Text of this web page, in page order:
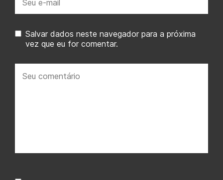
mail:
Salvar dados neste navegador para a próxima
vez que eu for comentar.
comentário: